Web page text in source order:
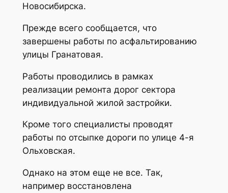
Новосибирска.
Прежде всего сообщается, что
завершены работы по асфальтированию
улицы Гранатовая.
Работы проводились в рамках
реализации ремонта дорог сектора
индивидуальной жилой застройки.
Кроме того специалисты проводят
работы по отсыпке дороги по улице 4-я
Ольховская.
Однако на этом еще не все. Так,
например восстановлена